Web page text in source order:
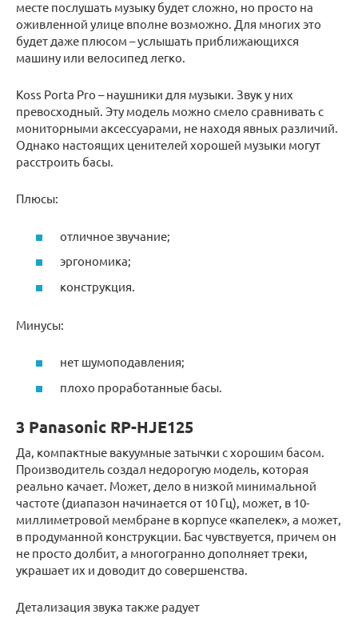
месте послушать музыку будет сложно, но просто на
оживленной улице вполне возможно. Для многих это
будет даже плюсом – услышать приближающихся
машину или велосипед легко.
Koss Porta Pro – наушники для музыки. Звук у них
превосходный. Эту модель можно смело сравнивать с
мониторными аксессуарами, не находя явных различий.
Однако настоящих ценителей хорошей музыки могут
расстроить басы.
Плюсы:
отличное звучание;
эргономика;
конструкция.
Минусы:
нет шумоподавления;
плохо проработанные басы.
3 Panasonic RP-HJE125
Да, компактные вакуумные затычки с хорошим басом.
Производитель создал недорогую модель, которая
реально качает. Может, дело в низкой минимальной
частоте (диапазон начинается от 10 Гц), может, в 10-
миллиметровой мембране в корпусе «капелек», а может,
в продуманной конструкции. Бас чувствуется, причем он
не просто долбит, а многогранно дополняет треки,
украшает их и доводит до совершенства.
Детализация звука также радует